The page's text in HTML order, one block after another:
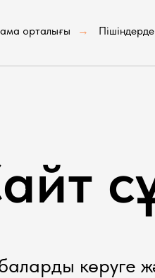
орталығы →
көруге